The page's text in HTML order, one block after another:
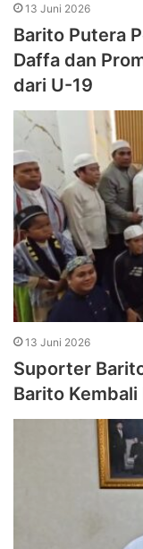
13 Juni 2026
Barito Putera
Daffa dan
dari U-19
13 Juni 2026
Suporter
Barito Kembali